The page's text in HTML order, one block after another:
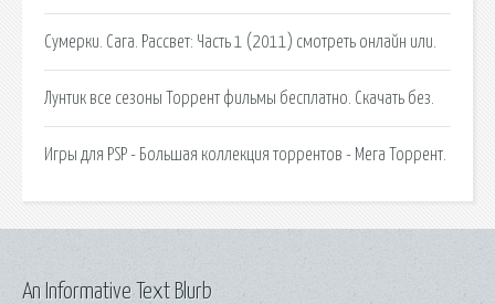
Сумерки. Сага. Рассвет: Часть 1 (2011) смотреть онлайн или.
Лунтик все сезоны Торрент фильмы бесплатно. Скачать без.
Игры для PSP - Большая коллекция торрентов - Мега Торрент.
An Informative Text Blurb